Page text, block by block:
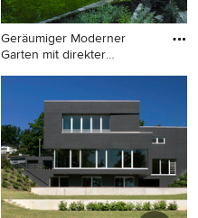
Geräumiger Moderner
Garten mit direkter
Geräumiger Moderner Garten
mit direkter
Sonneneinstrahlung und
Natursteinplatten in Berlin